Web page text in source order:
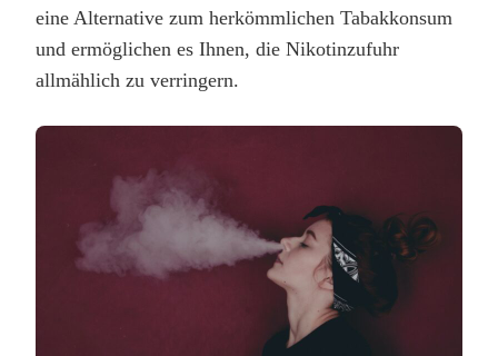
eine Alternative zum herkömmlichen Tabakkonsum
und ermöglichen es Ihnen, die Nikotinzufuhr
allmählich zu verringern.